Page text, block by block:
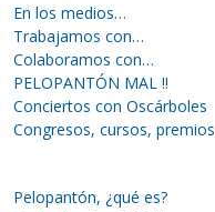
En los medios…
Trabajamos con…
Colaboramos con…
PELOPANTÓN MAL !!
Conciertos con Oscárboles
Congresos, cursos, premios
Pelopantón, ¿qué es?